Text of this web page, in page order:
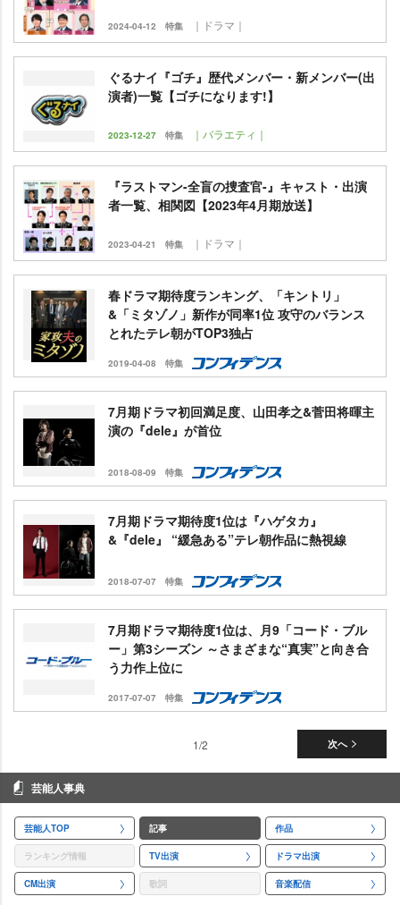
2024-04-12 特集 ｜ドラマ｜
ぐるナイ『ゴチ』歴代メンバー・新メンバー(出
演者)一覧【ゴチになります!】
2023-12-27 特集 ｜バラエティ｜
『ラストマン-全盲の捜査官-』キャスト・出演
者一覧、相関図【2023年4月期放送】
2023-04-21 特集 ｜ドラマ｜
春ドラマ期待度ランキング、「キントリ」
&「ミタゾノ」新作が同率1位 攻守のバランス
とれたテレ朝がTOP3独占
2019-04-08 特集
7月期ドラマ初回満足度、山田孝之&菅田将暉主
演の『dele』が首位
2018-08-09 特集
7月期ドラマ期待度1位は『ハゲタカ』
&『dele』 “緩急ある”テレ朝作品に熱視線
2018-07-07 特集
7月期ドラマ期待度1位は、月9「コード・ブル
ー」第3シーズン ～さまざまな“真実”と向き合
う力作上位に
2017-07-07 特集
次へ
1/2
芸能人事典
芸能人TOP 記事 作品
ランキング情報 TV出演 ドラマ出演
CM出演 歌詞 音楽配信